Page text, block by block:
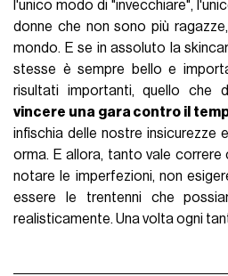
l'unico modo di "invecchiare",
donne che non sono più
mondo. E se in assoluto la
stesse è sempre bello e
risultati importanti, quello che
vincere una gara contro il
infischia delle nostre insicurezze
orma. E allora, tanto vale correre
notare le imperfezioni, non
essere le trentenni che
realisticamente. Una volta ogni